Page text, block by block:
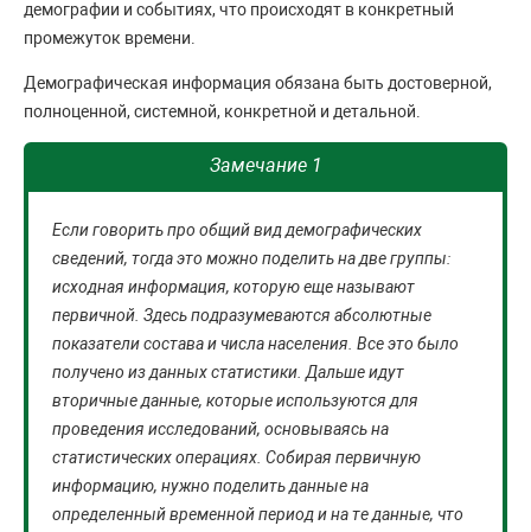
демографии и событиях, что происходят в конкретный
промежуток времени.
Демографическая информация обязана быть достоверной,
полноценной, системной, конкретной и детальной.
Замечание 1
Если говорить про общий вид демографических
сведений, тогда это можно поделить на две группы:
исходная информация, которую еще называют
первичной. Здесь подразумеваются абсолютные
показатели состава и числа населения. Все это было
получено из данных статистики. Дальше идут
вторичные данные, которые используются для
проведения исследований, основываясь на
статистических операциях. Собирая первичную
информацию, нужно поделить данные на
определенный временной период и на те данные, что